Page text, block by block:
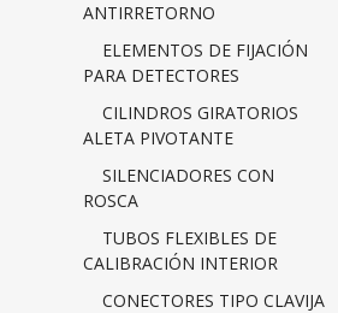
ANTIRRETORNO
ELEMENTOS DE FIJACIÓN
PARA DETECTORES
CILINDROS GIRATORIOS
ALETA PIVOTANTE
SILENCIADORES CON
ROSCA
TUBOS FLEXIBLES DE
CALIBRACIÓN INTERIOR
CONECTORES TIPO CLAVIJA